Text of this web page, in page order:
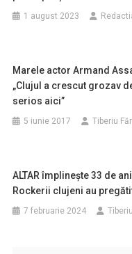
1 august 2023
Marele actor Armand
„Clujul a crescut grozav
serios aici”
5 iunie 2017 Tiberiu
ALTAR împlinește 33 de
Rockerii clujeni au
7 februarie 2024